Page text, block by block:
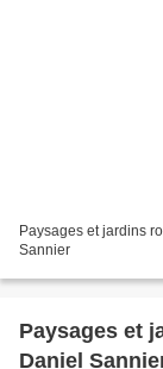
Paysages et jardins
Sannier
Paysages et
Daniel